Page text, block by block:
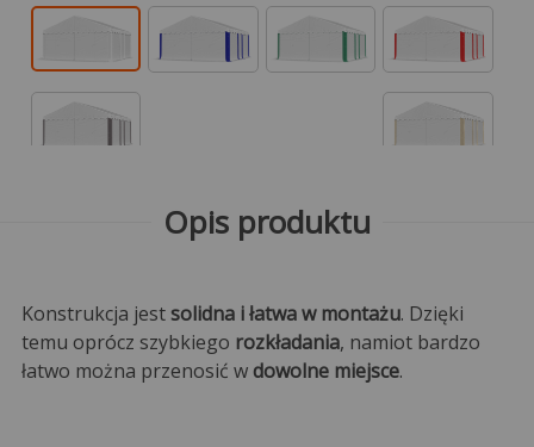
Opis produktu
Konstrukcja jestsolidna i łatwa w montażu. Dzięki
temu oprócz szybkiego rozkładania, namiot bardzo
łatwo można przenosić wdowolne miejsce.